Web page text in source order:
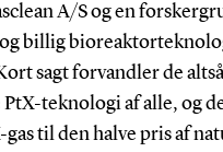
A/S og en
billig
sagt forvandler de
teknologi af alle, og
til den halve pris af